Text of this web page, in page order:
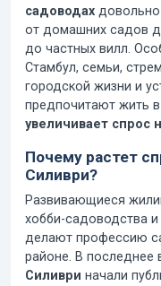
садоводах
от домашних садов
до частных вилл.
Стамбул, семьи,
городской жизни и
предпочитают жить
увеличивает спрос
Почему растет
Силиври?
Развивающиеся
хобби-садоводства и
делают профессию
районе. В последнее
Силиври начали